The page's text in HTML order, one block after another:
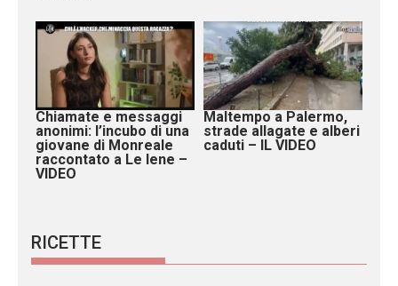
Chiamate e messaggi
anonimi: l’incubo di una
giovane di Monreale
raccontato a Le Iene –
VIDEO
Maltempo a Palermo,
strade allagate e alberi
caduti – IL VIDEO
RICETTE